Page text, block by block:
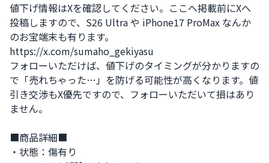
値下げ情報はXを確認してください。ここへ掲載前にXへ
投稿しますので、S26 Ultra や iPhone17 ProMax なんか
のお宝端末も有ります。
https://x.com/sumaho_gekiyasu
フォローいただけば、値下げのタイミングが分かりますの
で「売れちゃった…」を防げる可能性が高くなります。値
引き交渉もX優先ですので、フォローいただいて損はあり
ません。
■商品詳細■
・状態：傷有り